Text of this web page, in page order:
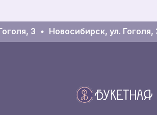
3 Новосибирск, ул. Гоголя, 3